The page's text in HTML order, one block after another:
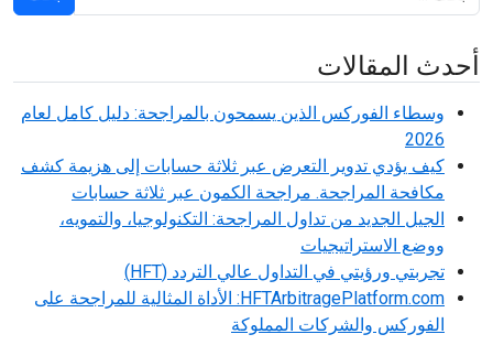
أحدث المقالات
وسطاء الفوركس الذين يسمحون بالمراجحة: دليل كامل لعام
2026
كيف يؤدي تدوير التعرض عبر ثلاثة حسابات إلى هزيمة كشف
مكافحة المراجحة. مراجحة الكمون عبر ثلاثة حسابات
الجيل الجديد من تداول المراجحة: التكنولوجيا، والتمويه،
ووضع الاستراتيجيات
تجربتي ورؤيتي في التداول عالي التردد (HFT)
HFTArbitragePlatform.com: الأداة المثالية للمراجحة على
الفوركس والشركات المملوكة